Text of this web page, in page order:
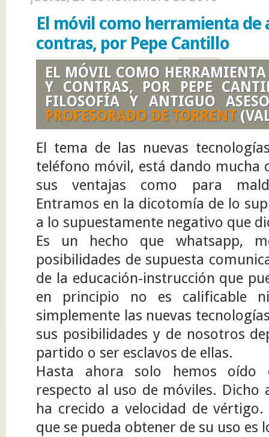
Gallardo, profesor de Lengua Castellana y Literatura en el IES
Margarita Salas de Sevilla. Hace poco leía, en un magnífico
reportaje de El País titulado “Sí, tus hijos ven porno (y así les
afecta)”, que la edad media de inicio al consumo...
El móvil como herramienta de
contras, por Pepe Cantillo
EL MÓVIL COMO HERRAMIENTA
Y CONTRAS, POR PEPE
FILOSOFÍA Y ANTIGUO
PROFESORADO DE TORRENT
El tema de las nuevas
teléfono móvil, está dando mucha
sus ventajas como para
Entramos en la dicotomía de lo
a lo supuestamente negativo que
Es un hecho que whatsapp,
posibilidades de supuesta
de la educación-instrucción que
en principio no es calificable
simplemente las nuevas
sus posibilidades y de nosotros
partido o ser esclavos de ellas.
Hasta ahora solo hemos oído
respecto al uso de móviles.
ha crecido a velocidad de
que se pueda obtener de su uso es